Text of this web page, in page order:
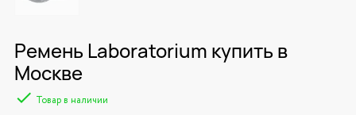
Ремень Laboratorium купить в
Москве
Товар в наличии